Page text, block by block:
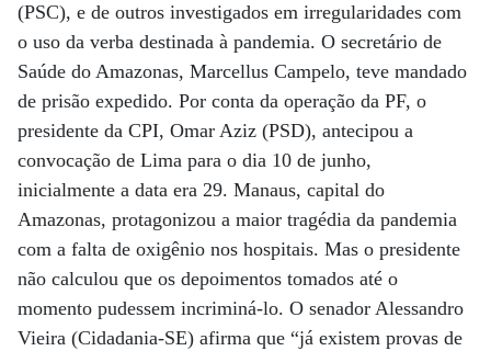
(PSC), e de outros investigados em irregularidades com
o uso da verba destinada à pandemia. O secretário de
Saúde do Amazonas, Marcellus Campelo, teve mandado
de prisão expedido. Por conta da operação da PF, o
presidente da CPI, Omar Aziz (PSD), antecipou a
convocação de Lima para o dia 10 de junho,
inicialmente a data era 29. Manaus, capital do
Amazonas, protagonizou a maior tragédia da pandemia
com a falta de oxigênio nos hospitais. Mas o presidente
não calculou que os depoimentos tomados até o
momento pudessem incriminá-lo. O senador Alessandro
Vieira (Cidadania-SE) afirma que “já existem provas de